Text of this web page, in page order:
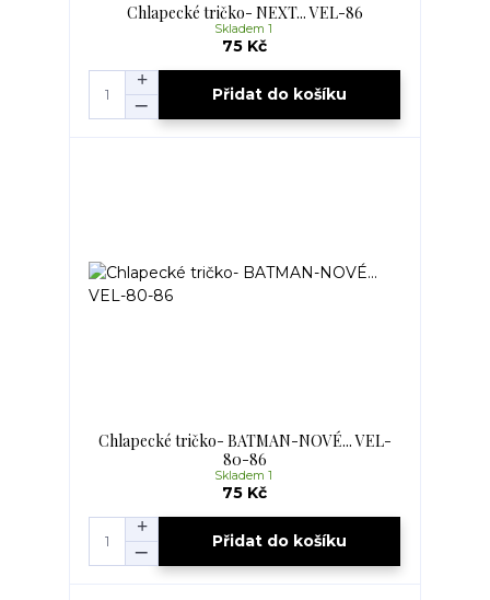
Chlapecké tričko- NEXT... VEL-86
75 Kč
Skladem 1
Přidat do košíku
Chlapecké tričko- BATMAN-NOVÉ... VEL-
80-86
75 Kč
Skladem 1
Přidat do košíku